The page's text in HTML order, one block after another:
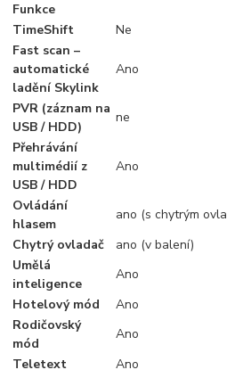
Funkce
TimeShift
Ne
Fast scan –
automatické
ladění Skylink
Ano
PVR (záznam na
USB / HDD)
ne
Přehrávání
multimédií z
USB / HDD
Ano
Ovládání
hlasem
ano (s chytrým
Chytrý ovladač
ano (v balení)
Umělá
inteligence
Ano
Hotelový mód
Ano
Rodičovský
mód
Ano
Teletext
Ano